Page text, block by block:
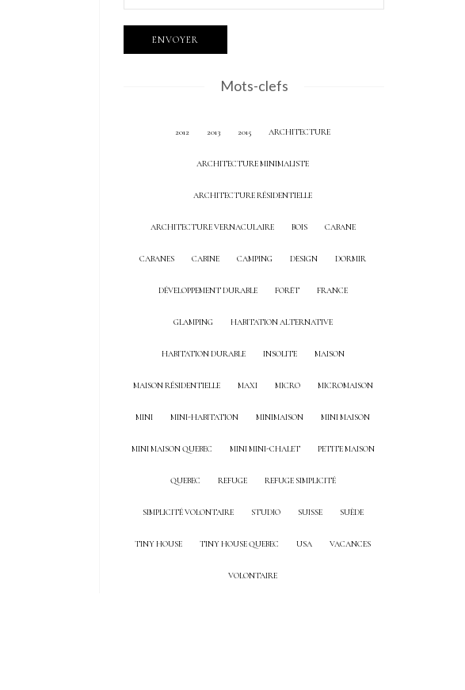
Mots-clefs
2012 2013 2015 ARCHITECTURE
ARCHITECTURE MINIMALISTE
ARCHITECTURE RÉSIDENTIELLE
ARCHITECTURE VERNACULAIRE BOIS CABANE
CABANES CABINE CAMPING DESIGN DORMIR
DÉVELOPPEMENT DURABLE FORÊT FRANCE
GLAMPING HABITATION ALTERNATIVE
HABITATION DURABLE INSOLITE MAISON
MAISON RÉSIDENTIELLE MAXI MICRO MICROMAISON
MINI MINI-HABITATION MINIMAISON MINI MAISON
MINI MAISON QUEBEC MINI MINI-CHALET PETITE MAISON
QUEBEC REFUGE REFUGE SIMPLICITÉ
SIMPLICITÉ VOLONTAIRE STUDIO SUISSE SUÈDE
TINY HOUSE TINY HOUSE QUEBEC USA VACANCES
VOLONTAIRE